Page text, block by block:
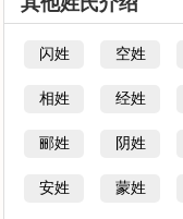
闪姓 空姓
相姓 经姓
郦姓 阴姓
安姓 蒙姓